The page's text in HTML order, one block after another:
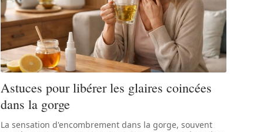
Astuces pour libérer les glaires coincées
dans la gorge
La sensation d'encombrement dans la gorge, souvent